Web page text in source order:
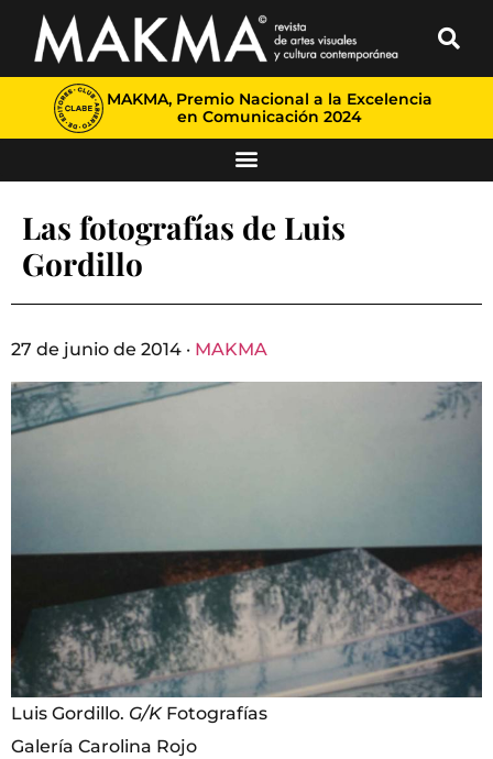
MAKMA, Premio Nacional a la Excelencia
en Comunicación 2024
Las fotografías de Luis
Gordillo
27 de junio de 2014 · MAKMA
Luis Gordillo. G/KFotografías
Galería Carolina Rojo